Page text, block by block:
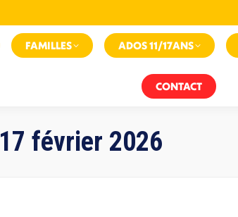
FAMILLES ADOS 11/17ANS
CONTACT
17 février 2026